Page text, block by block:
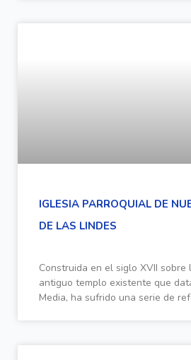
IGLESIA PARROQUIAL DE
DE LAS LINDES
Construida en el siglo XVII
antiguo templo existente que
Media, ha sufrido una serie de